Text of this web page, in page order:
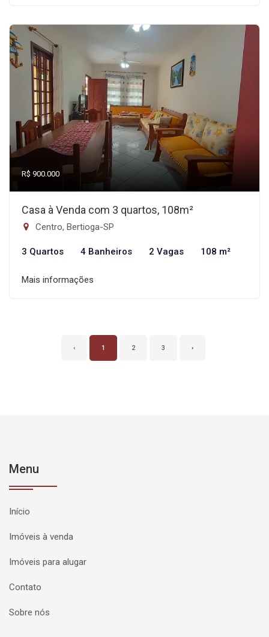
R$ 900.000
Casa à Venda com 3 quartos, 108m²
Centro, Bertioga-SP
3 Quartos 4 Banheiros 2 Vagas 108 m²
Mais informações
‹ 1 2 3 ›
Menu
Início
Imóveis à venda
Imóveis para alugar
Contato
Sobre nós